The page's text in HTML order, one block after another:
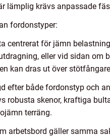
lämplig krävs anpassade
fordonstyper:
centrerat för jämn belastning
eller vid sidan om
kan dras ut över
efter både fordonstyp och
robusta skenor, kraftiga
terräng.
arbetsbord gäller samma